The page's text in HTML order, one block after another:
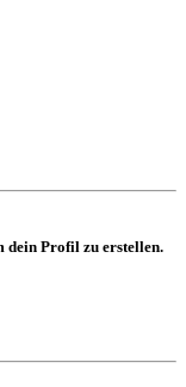
dein Profil zu erstellen.